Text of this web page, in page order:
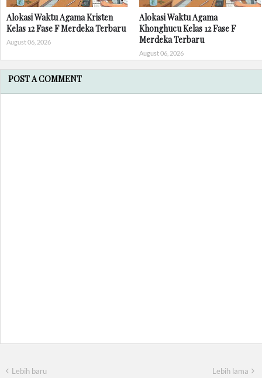
Alokasi Waktu Agama Kristen
Kelas 12 Fase F Merdeka Terbaru
August 06, 2026
Alokasi Waktu Agama
Khonghucu Kelas 12 Fase F
Merdeka Terbaru
August 06, 2026
POST A COMMENT
Lebih baru Lebih lama